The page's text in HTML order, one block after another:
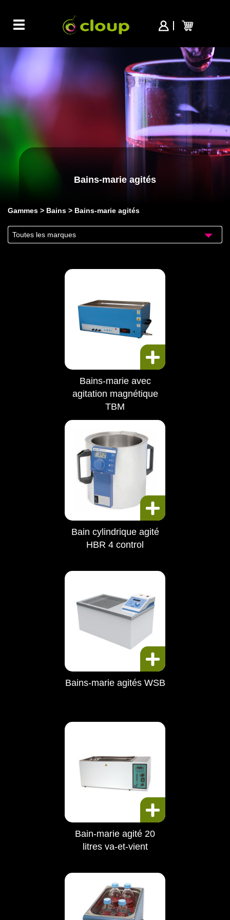
Toggle
navigation
Bains-marie agités
Gammes Bains Bains-marie agités
Toutes les marques
Bains-marie avec
agitation magnétique
TBM
Bain cylindrique agité
HBR 4 control
Bains-marie agités WSB
Bain-marie agité 20
litres va-et-vient